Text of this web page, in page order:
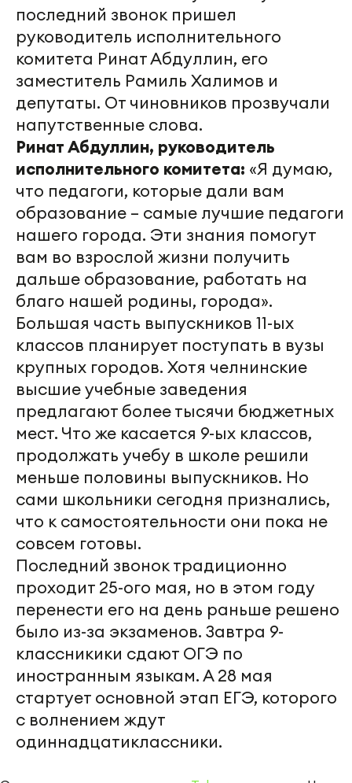
последний звонок пришел
руководитель исполнительного
комитета Ринат Абдуллин, его
заместитель Рамиль Халимов и
депутаты. От чиновников прозвучали
напутственные слова.
Ринат Абдуллин, руководитель
исполнительного комитета: «Я думаю,
что педагоги, которые дали вам
образование – самые лучшие педагоги
нашего города. Эти знания помогут
вам во взрослой жизни получить
дальше образование, работать на
благо нашей родины, города».
Большая часть выпускников 11-ых
классов планирует поступать в вузы
крупных городов. Хотя челнинские
высшие учебные заведения
предлагают более тысячи бюджетных
мест. Что же касается 9-ых классов,
продолжать учебу в школе решили
меньше половины выпускников. Но
сами школьники сегодня признались,
что к самостоятельности они пока не
совсем готовы.
Последний звонок традиционно
проходит 25-ого мая, но в этом году
перенести его на день раньше решено
было из-за экзаменов. Завтра 9-
классникики сдают ОГЭ по
иностранным языкам. А 28 мая
стартует основной этап ЕГЭ, которого
с волнением ждут
одиннадцатиклассники.